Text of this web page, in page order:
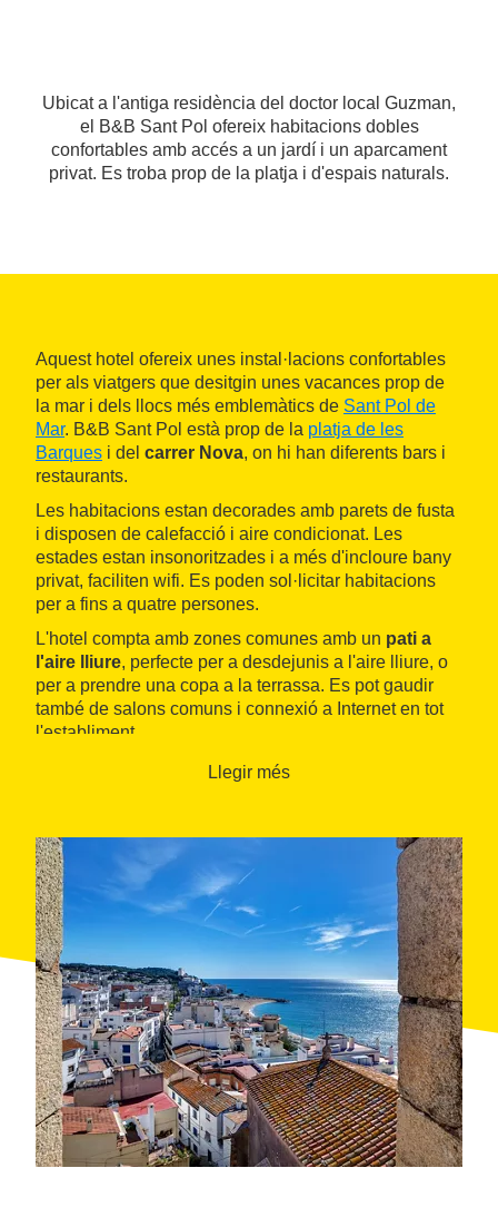
Ubicat a l'antiga residència del doctor local Guzman,
el B&B Sant Pol ofereix habitacions dobles
confortables amb accés a un jardí i un aparcament
privat. Es troba prop de la platja i d'espais naturals.
Aquest hotel ofereix unes instal·lacions confortables
per als viatgers que desitgin unes vacances prop de
la mar i dels llocs més emblemàtics de Sant Pol de
Mar. B&B Sant Pol està prop de la platja de les
Barques i del carrer Nova, on hi han diferents bars i
restaurants.
Les habitacions estan decorades amb parets de fusta
i disposen de calefacció i aire condicionat. Les
estades estan insonoritzades i a més d'incloure bany
privat, faciliten wifi. Es poden sol·licitar habitacions
per a fins a quatre persones.
L'hotel compta amb zones comunes amb un pati a
l'aire lliure, perfecte per a desdejunis a l'aire lliure, o
per a prendre una copa a la terrassa. Es pot gaudir
també de salons comuns i connexió a Internet en tot
l'establiment.
Llegir més